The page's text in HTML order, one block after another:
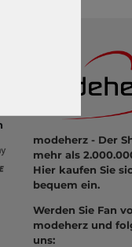
modeherz - Der
mehr als
Hier kaufen Sie
bequem ein.
Werden Sie Fan
modeherz und
uns: